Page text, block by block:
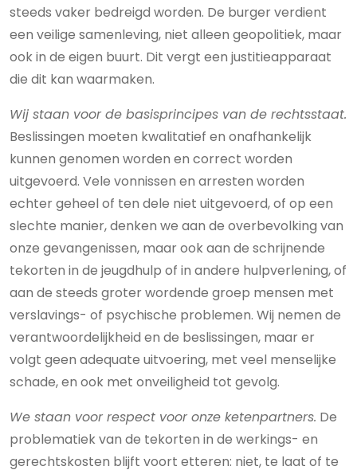
steeds vaker bedreigd worden. De burger verdient
een veilige samenleving, niet alleen geopolitiek, maar
ook in de eigen buurt. Dit vergt een justitieapparaat
die dit kan waarmaken.
Wij staan voor de basisprincipes van de rechtsstaat.
Beslissingen moeten kwalitatief en onafhankelijk
kunnen genomen worden en correct worden
uitgevoerd. Vele vonnissen en arresten worden
echter geheel of ten dele niet uitgevoerd, of op een
slechte manier, denken we aan de overbevolking van
onze gevangenissen, maar ook aan de schrijnende
tekorten in de jeugdhulp of in andere hulpverlening, of
aan de steeds groter wordende groep mensen met
verslavings- of psychische problemen. Wij nemen de
verantwoordelijkheid en de beslissingen, maar er
volgt geen adequate uitvoering, met veel menselijke
schade, en ook met onveiligheid tot gevolg.
We staan voor respect voor onze ketenpartners. De
problematiek van de tekorten in de werkings- en
gerechtskosten blijft voort etteren: niet, te laat of te